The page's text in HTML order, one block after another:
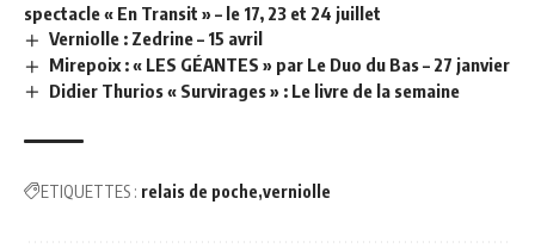
spectacle « En Transit » – le 17, 23 et 24 juillet
Verniolle : Zedrine – 15 avril
Mirepoix : « LES GÉANTES » par Le Duo du Bas – 27 janvier
Didier Thurios « Survirages » : Le livre de la semaine
ETIQUETTES : relais de poche verniolle